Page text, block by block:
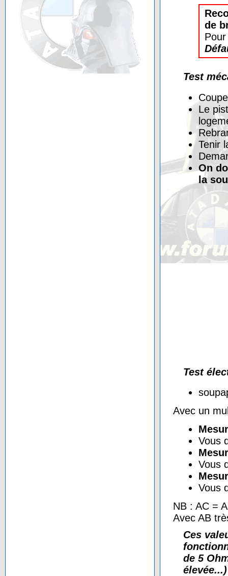
de
Test
Le
Tenir
On
la
Test
Avec un
Vous
Vous
Vous
NB : AC =
Avec AB
Ces
de 5
élevée...)